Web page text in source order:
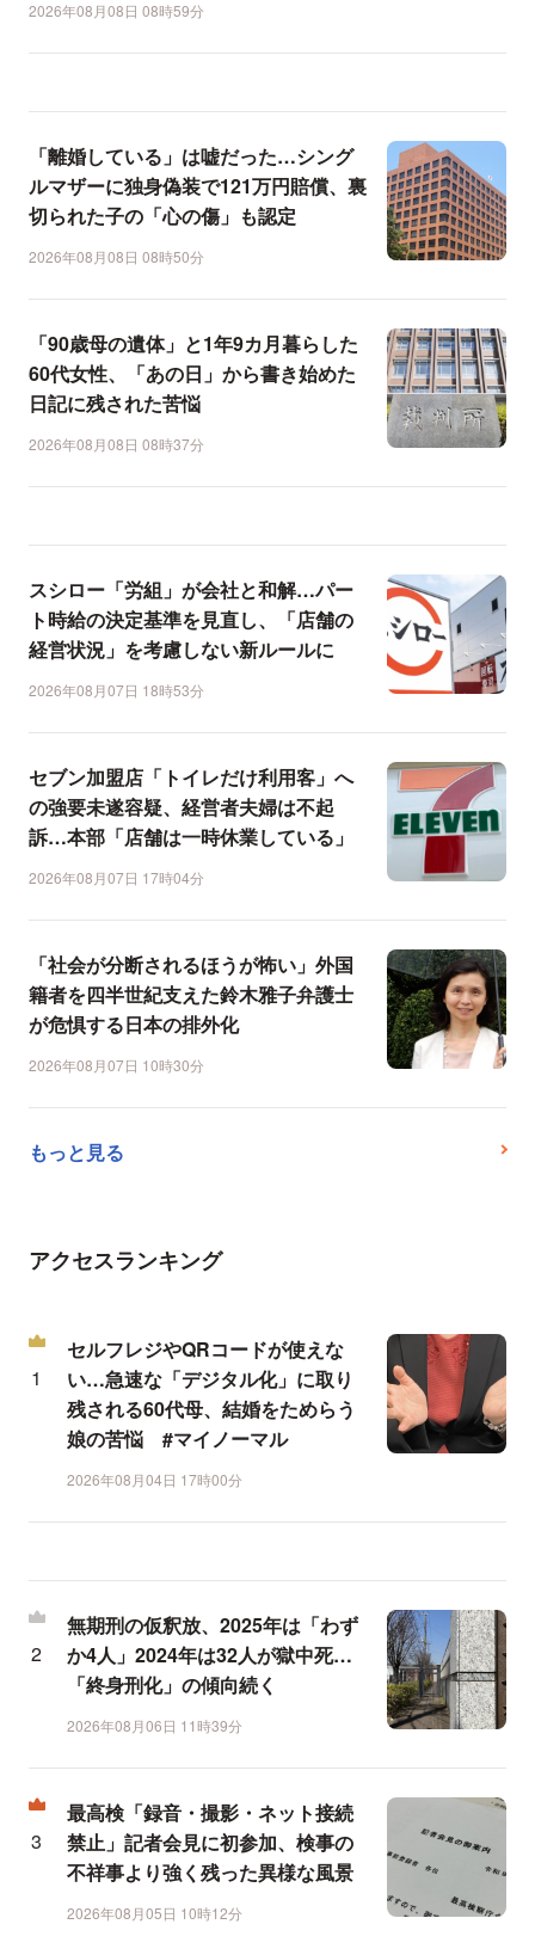
2026年08月08日 08時59分
「離婚している」は嘘だった…シング
ルマザーに独身偽装で121万円賠償、裏
切られた子の「心の傷」も認定
2026年08月08日 08時50分
「90歳母の遺体」と1年9カ月暮らした
60代女性、「あの日」から書き始めた
日記に残された苦悩
2026年08月08日 08時37分
スシロー「労組」が会社と和解…パー
ト時給の決定基準を見直し、「店舗の
経営状況」を考慮しない新ルールに
2026年08月07日 18時53分
セブン加盟店「トイレだけ利用客」へ
の強要未遂容疑、経営者夫婦は不起
訴…本部「店舗は一時休業している」
2026年08月07日 17時04分
「社会が分断されるほうが怖い」外国
籍者を四半世紀支えた鈴木雅子弁護士
が危惧する日本の排外化
2026年08月07日 10時30分
もっと見る
アクセスランキング
セルフレジやQRコードが使えな
い…急速な「デジタル化」に取り
残される60代母、結婚をためらう
娘の苦悩 #マイノーマル
2026年08月04日 17時00分
無期刑の仮釈放、2025年は「わず
か4人」2024年は32人が獄中死…
「終身刑化」の傾向続く
2026年08月06日 11時39分
最高検「録音・撮影・ネット接続
禁止」記者会見に初参加、検事の
不祥事より強く残った異様な風景
2026年08月05日 10時12分